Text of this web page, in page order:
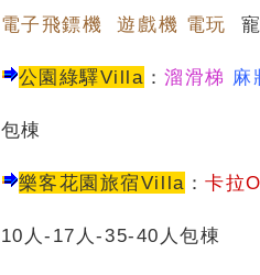
電子飛鏢機 遊戲機 電玩
公園綠驛Villa ：溜滑梯 麻
包棟
樂客花園旅宿Villa ：卡拉
10人-17人-35-40人包棟